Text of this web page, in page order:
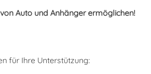
Auto und Anhänger ermöglichen!
für Ihre Unterstützung: